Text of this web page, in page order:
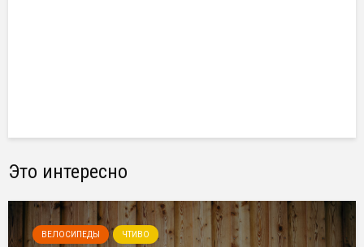
Это интересно
ВЕЛОСИПЕДЫ ЧТИВО